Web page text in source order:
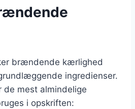
brændende kærlighed
ingredienser.
de mest almindelige
i opskriften: